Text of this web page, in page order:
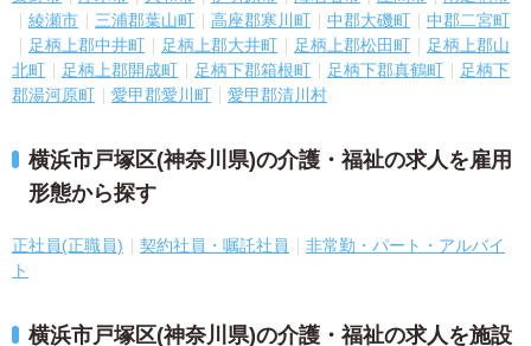
綾瀬市
三浦郡葉山町 高座郡寒川町 中郡大磯町
中郡二宮町
足柄上郡中井町
足柄上郡大井町 足柄上郡松田町
足柄上郡山
北町
足柄上郡開成町 足柄下郡箱根町 足柄下郡真鶴町
足柄下
郡湯河原町
愛甲郡愛川町 愛甲郡清川村
横浜市戸塚区(神奈川県)の介護・福祉の求人を雇用
形態から探す
正社員(正職員) 契約社員・嘱託社員
非常勤・パート・アルバイ
ト
横浜市戸塚区(神奈川県)の介護・福祉の求人を施設